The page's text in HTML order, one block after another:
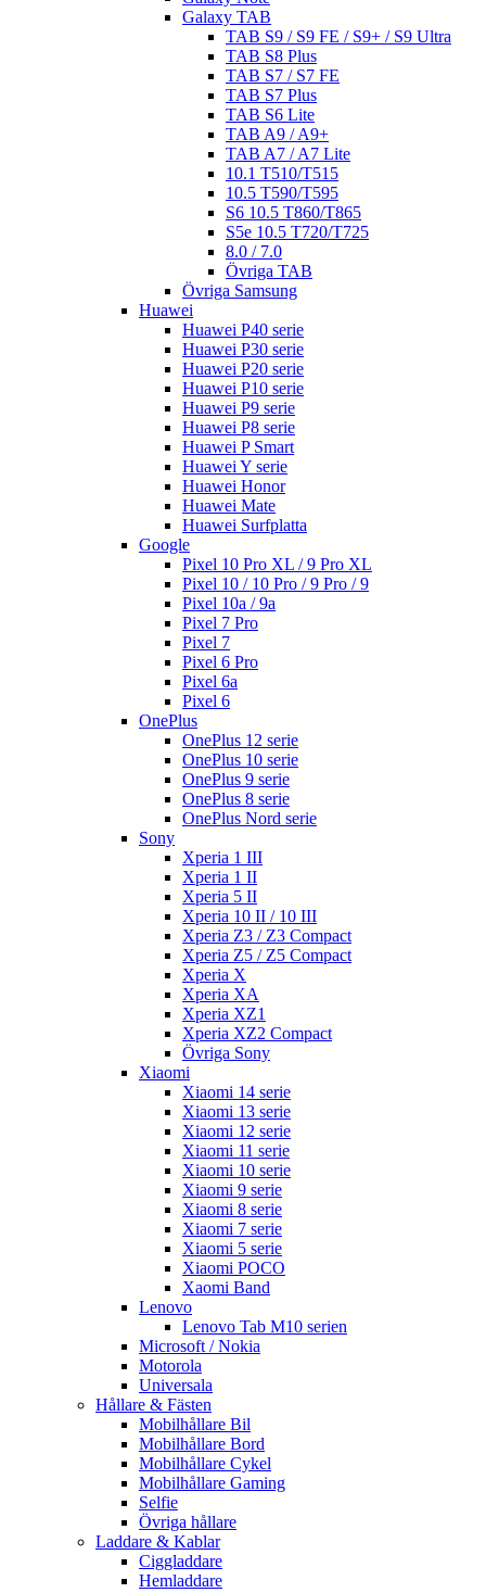
Galaxy TAB
TAB S9 / S9 FE / S9+ / S9 Ultra
TAB S8 Plus
TAB S7 / S7 FE
TAB S7 Plus
TAB S6 Lite
TAB A9 / A9+
TAB A7 / A7 Lite
10.1 T510/T515
10.5 T590/T595
S6 10.5 T860/T865
S5e 10.5 T720/T725
8.0 / 7.0
Övriga TAB
Övriga Samsung
Huawei
Huawei P40 serie
Huawei P30 serie
Huawei P20 serie
Huawei P10 serie
Huawei P9 serie
Huawei P8 serie
Huawei P Smart
Huawei Y serie
Huawei Honor
Huawei Mate
Huawei Surfplatta
Google
Pixel 10 Pro XL / 9 Pro XL
Pixel 10 / 10 Pro / 9 Pro / 9
Pixel 10a / 9a
Pixel 7 Pro
Pixel 7
Pixel 6 Pro
Pixel 6a
Pixel 6
OnePlus
OnePlus 12 serie
OnePlus 10 serie
OnePlus 9 serie
OnePlus 8 serie
OnePlus Nord serie
Sony
Xperia 1 III
Xperia 1 II
Xperia 5 II
Xperia 10 II / 10 III
Xperia Z3 / Z3 Compact
Xperia Z5 / Z5 Compact
Xperia X
Xperia XA
Xperia XZ1
Xperia XZ2 Compact
Övriga Sony
Xiaomi
Xiaomi 14 serie
Xiaomi 13 serie
Xiaomi 12 serie
Xiaomi 11 serie
Xiaomi 10 serie
Xiaomi 9 serie
Xiaomi 8 serie
Xiaomi 7 serie
Xiaomi 5 serie
Xiaomi POCO
Xaomi Band
Lenovo
Lenovo Tab M10 serien
Microsoft / Nokia
Motorola
Universala
Hållare & Fästen
Mobilhållare Bil
Mobilhållare Bord
Mobilhållare Cykel
Mobilhållare Gaming
Selfie
Övriga hållare
Laddare & Kablar
Ciggladdare
Hemladdare